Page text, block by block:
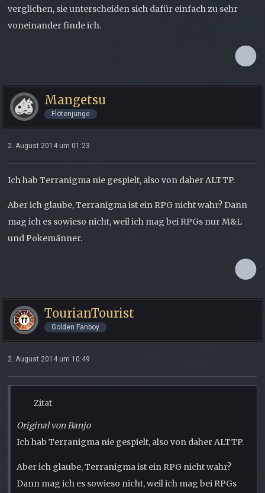
verglichen, sie unterscheiden sich dafür einfach zu sehr
voneinander finde ich.
Mangetsu
Flötenjunge
2. August 2014 um 01:23
Ich hab Terranigma nie gespielt, also von daher ALTTP.
Aber ich glaube, Terranigma ist ein RPG nicht wahr? Dann
mag ich es sowieso nicht, weil ich mag bei RPGs nur M&L
und Pokemänner.
TourianTourist
Golden Fanboy
2. August 2014 um 10:49
Zitat
Original von Banjo
Ich hab Terranigma nie gespielt, also von daher ALTTP.
Aber ich glaube, Terranigma ist ein RPG nicht wahr?
Dann mag ich es sowieso nicht, weil ich mag bei RPGs